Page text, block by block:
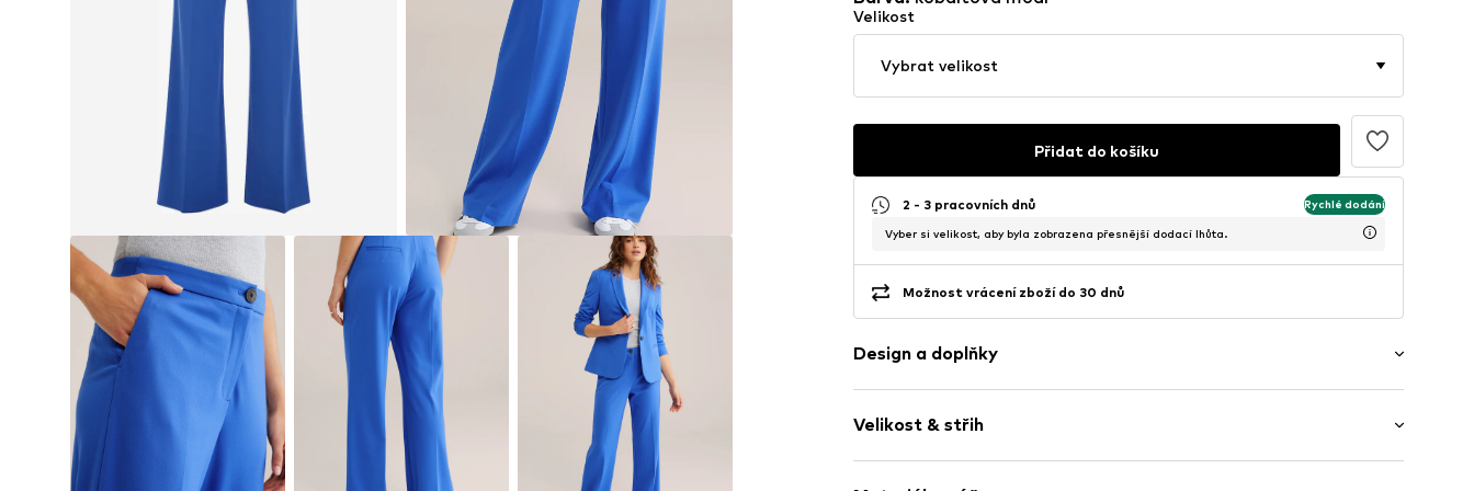
Velikost
Vybrat velikost
Přidat do košíku
2 - 3 pracovních dnů Rychlé dodání
Vyber si velikost, aby byla zobrazena přesnější dodací lhůta.
Možnost vrácení zboží do 30 dnů
Design a doplňky
Viskóza
Sklady
Prošitý spodní lem
Velikost & střih